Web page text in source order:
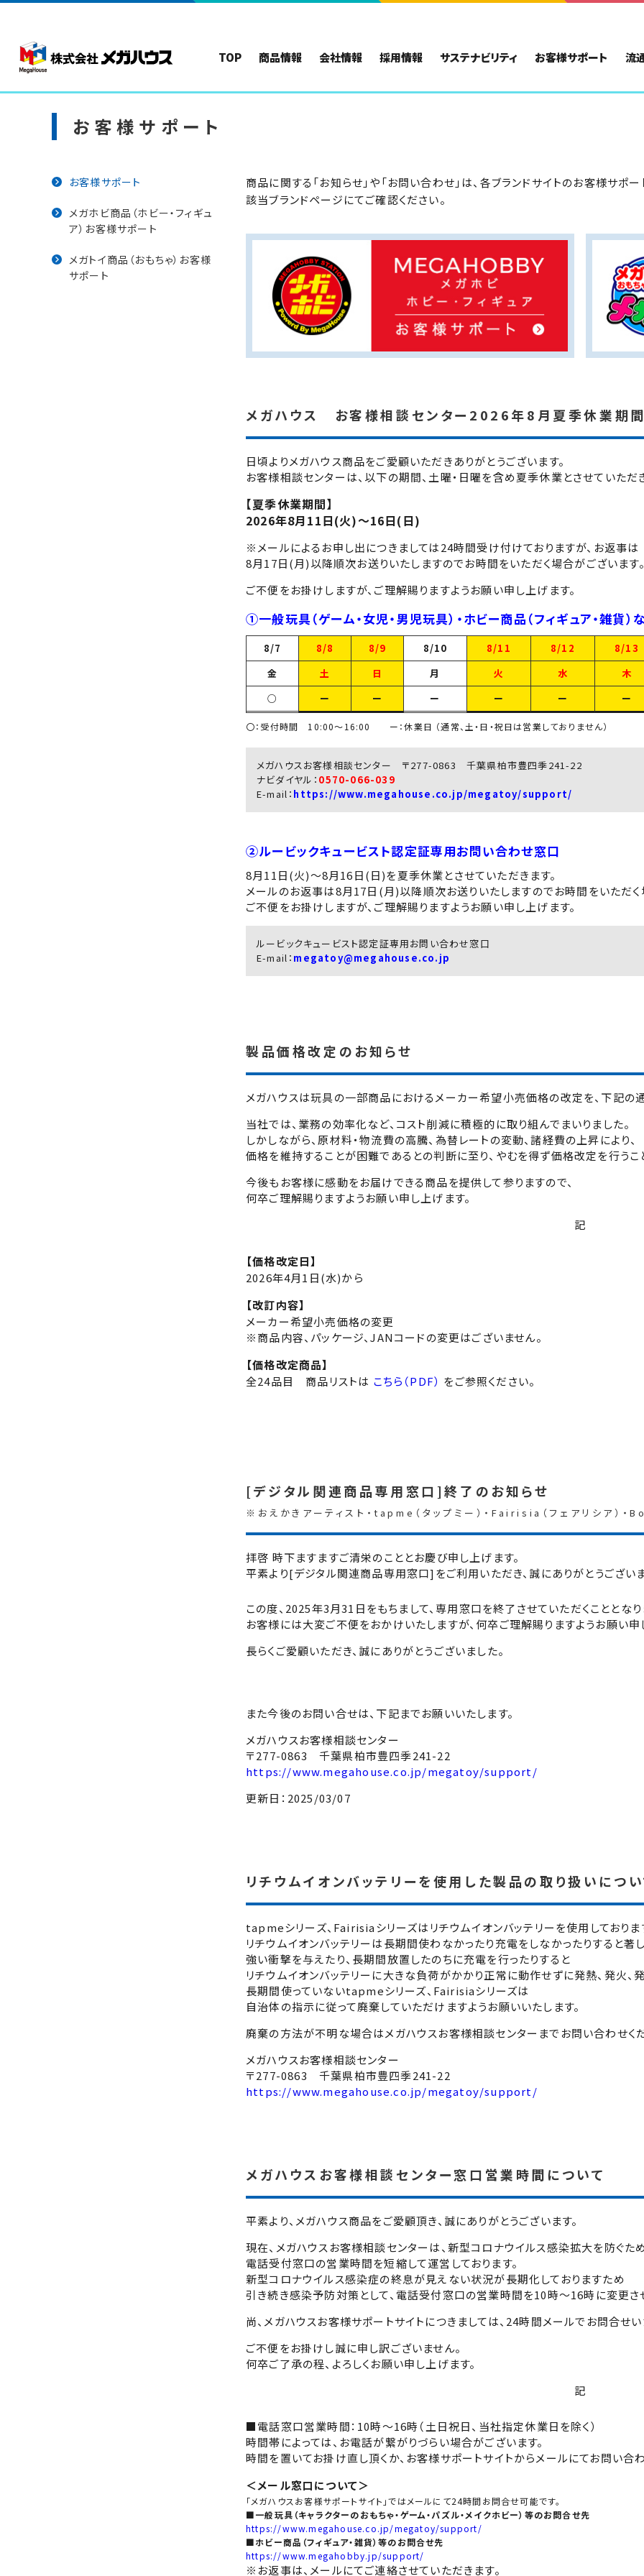
TOP 商品情報 会社情報 採用情報 サステナビリティ お客様サポート 流
お客様サポート
お客様サポート
メガホビ商品（ホビー・フィギュ
ア）お客様サポート
メガトイ商品（おもちゃ）お客様
サポート
商品に関する「お知らせ」や「お問い合わせ」は、各ブランドサイトのお客様サポ
該当ブランドページにてご確認ください。
メガハウス お客様相談センター2026年8月夏季休業期間
日頃よりメガハウス商品をご愛顧いただきありがとうございます。
お客様相談センターは、以下の期間、土曜・日曜を含め夏季休業とさせていただ
【夏季休業期間】
2026年8月11日(火)～16日(日)
※メールによるお申し出につきましては24時間受け付けておりますが、お返事は
8月17日(月)以降順次お送りいたしますのでお時間をいただく場合がございます。
ご不便をお掛けしますが、ご理解賜りますようお願い申し上げます。
①一般玩具（ゲーム・女児・男児玩具）・ホビー商品（フィギュア・雑貨
8/7
金
○
8/8
土
ー
8/9
日
ー
8/10
月
ー
8/11
火
ー
8/12
水
ー
8/13
木
ー
〇：受付時間 10:00～16:00 ー：休業日 （通常、土・日・祝日は営業しておりません）
メガハウスお客様相談センター 〒277-0863 千葉県柏市豊四季241-22
ナビダイヤル： 0570-066-039
E-mail： https://www.megahouse.co.jp/megatoy/support/
②ルービックキュービスト認定証専用お問い合わせ窓口
8月11日(火)～8月16日(日)を夏季休業とさせていただきます。
メールのお返事は8月17日(月)以降順次お送りいたしますのでお時間をいただく
ご不便をお掛けしますが、ご理解賜りますようお願い申し上げます。
ルービックキュービスト認定証専用お問い合わせ窓口
E-mail： megatoy@megahouse.co.jp
製品価格改定のお知らせ
メガハウスは玩具の一部商品におけるメーカー希望小売価格の改定を、下記の
当社では、業務の効率化など、コスト削減に積極的に取り組んでまいりました。
しかしながら、原材料・物流費の高騰、為替レートの変動、諸経費の上昇により、
価格を維持することが困難であるとの判断に至り、やむを得ず価格改定を行うこ
今後もお客様に感動をお届けできる商品を提供して参りますので、
何卒ご理解賜りますようお願い申し上げます。
記
【価格改定日】
2026年4月1日(水)から
【改訂内容】
メーカー希望小売価格の変更
※商品内容、パッケージ、JANコードの変更はございません。
【価格改定商品】
全24品目 商品リストは こちら（PDF） をご参照ください。
[デジタル関連商品専用窓口]終了のお知らせ
※おえかきアーティスト・tapme（タップミー）・Fairisia（フェアリシア）・
拝啓 時下ますますご清栄のこととお慶び申し上げます。
平素より[デジタル関連商品専用窓口]をご利用いただき、誠にありがとうございま
この度、2025年3月31日をもちまして、専用窓口を終了させていただくこととなり
お客様には大変ご不便をおかけいたしますが、何卒ご理解賜りますようお願い申
長らくご愛顧いただき、誠にありがとうございました。
また今後のお問い合せは、下記までお願いいたします。
メガハウスお客様相談センター
〒277-0863 千葉県柏市豊四季241-22
https://www.megahouse.co.jp/megatoy/support/
更新日：2025/03/07
リチウムイオンバッテリーを使用した製品の取り扱いについ
tapmeシリーズ、Fairisiaシリーズはリチウムイオンバッテリーを使用しておりま
リチウムイオンバッテリーは長期間使わなかったり充電をしなかったりすると著
強い衝撃を与えたり、長期間放置したのちに充電を行ったりすると
リチウムイオンバッテリーに大きな負荷がかかり正常に動作せずに発熱、発火、
長期間使っていないtapmeシリーズ、Fairisiaシリーズは
自治体の指示に従って廃棄していただけますようお願いいたします。
廃棄の方法が不明な場合はメガハウスお客様相談センターまでお問い合わせくだ
メガハウスお客様相談センター
〒277-0863 千葉県柏市豊四季241-22
https://www.megahouse.co.jp/megatoy/support/
メガハウスお客様相談センター窓口営業時間について
平素より、メガハウス商品をご愛顧頂き、誠にありがとうございます。
現在、メガハウスお客様相談センターは、新型コロナウイルス感染拡大を防ぐため
電話受付窓口の営業時間を短縮して運営しております。
新型コロナウイルス感染症の終息が見えない状況が長期化しておりますため
引き続き感染予防対策として、電話受付窓口の営業時間を10時～16時に変更さ
尚、メガハウスお客様サポートサイトにつきましては、24時間メールでお問合せ
ご不便をお掛けし誠に申し訳ございません。
何卒ご了承の程、よろしくお願い申し上げます。
記
■電話窓口営業時間：10時～16時（土日祝日、当社指定休業日を除く）
時間帯によっては、お電話が繋がりづらい場合がございます。
時間を置いてお掛け直し頂くか、お客様サポートサイトからメールにてお問い合わ
＜メール窓口について＞
「メガハウスお客様サポートサイト」ではメールにて24時間お問合せ可能です。
■一般玩具（キャラクターのおもちゃ・ゲーム・パズル・メイクホビー）等のお問合せ先
https://www.megahouse.co.jp/megatoy/support/
■ホビー商品（フィギュア・雑貨）等のお問合せ先
https://www.megahobby.jp/support/
※お返事は、メールにてご連絡させていただきます。